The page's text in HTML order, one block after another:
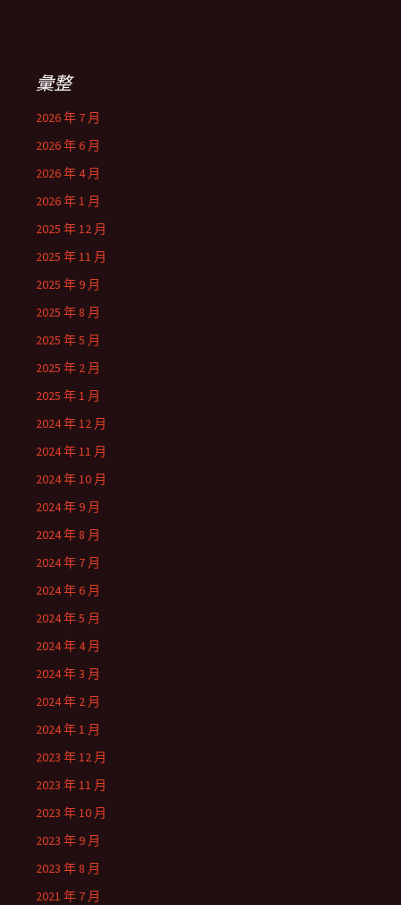
彙整
2026 年 7 月
2026 年 6 月
2026 年 4 月
2026 年 1 月
2025 年 12 月
2025 年 11 月
2025 年 9 月
2025 年 8 月
2025 年 5 月
2025 年 2 月
2025 年 1 月
2024 年 12 月
2024 年 11 月
2024 年 10 月
2024 年 9 月
2024 年 8 月
2024 年 7 月
2024 年 6 月
2024 年 5 月
2024 年 4 月
2024 年 3 月
2024 年 2 月
2024 年 1 月
2023 年 12 月
2023 年 11 月
2023 年 10 月
2023 年 9 月
2023 年 8 月
2021 年 7 月